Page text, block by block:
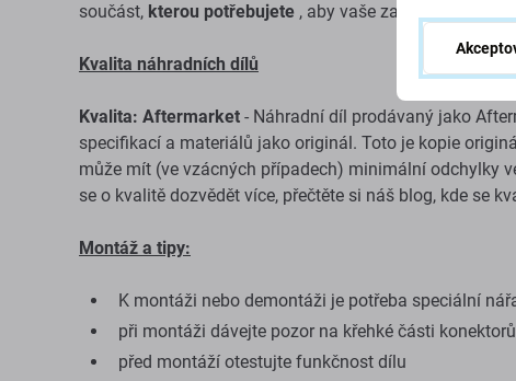
součást, kterou potřebujete , aby vaše zařízení znovu
Kvalita náhradních dílů
Kvalita: Aftermarket - Náhradní díl prodávaný jako
specifikací a materiálů jako originál. Toto je kopie
může mít (ve vzácných případech) minimální odchylky
se o kvalitě dozvědět více, přečtěte si náš blog, kde se
Montáž a tipy:
K montáži nebo demontáži je potřeba speciální
při montáži dávejte pozor na křehké části konektorů
před montáží otestujte funkčnost dílu